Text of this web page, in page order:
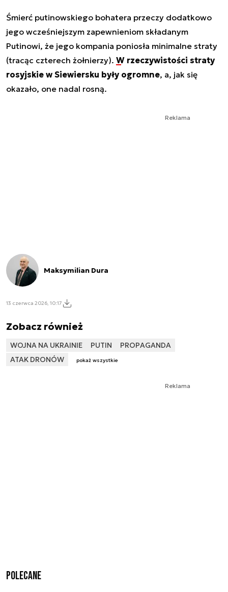
Śmierć putinowskiego bohatera przeczy dodatkowo
jego wcześniejszym zapewnieniom składanym
Putinowi, że jego kompania poniosła minimalne straty
(tracąc czterech żołnierzy). W rzeczywistości straty
rosyjskie w Siewiersku były ogromne, a, jak się
okazało, one nadal rosną.
Reklama
Maksymilian Dura
13 czerwca 2026, 10:17
Zobacz również
WOJNA NA UKRAINIE PUTIN
PROPAGANDA
ATAK DRONÓW
pokaż wszystkie
Reklama
Polecane